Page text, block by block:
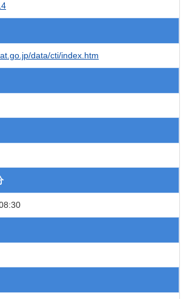
data/cti/index.htm